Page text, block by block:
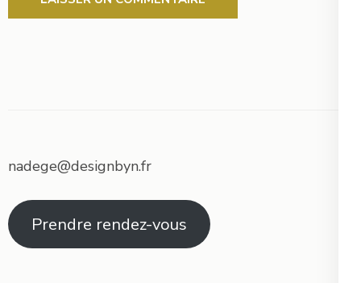
nadege@designbyn.fr
Prendre rendez-vous